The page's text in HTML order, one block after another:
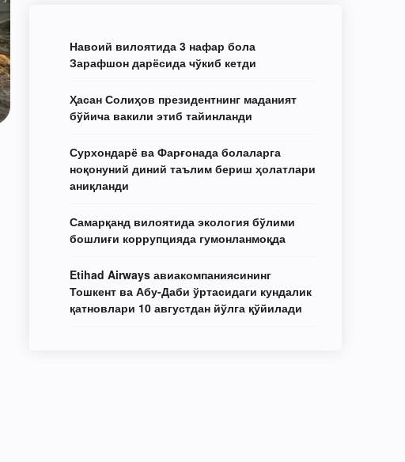
Навоий вилоятида 3 нафар бола
Зарафшон дарёсида чўкиб кетди
Ҳасан Солиҳов президентнинг маданият
бўйича вакили этиб тайинланди
Сурхондарё ва Фарғонада болаларга
ноқонуний диний таълим бериш ҳолатлари
аниқланди
Самарқанд вилоятида экология бўлими
бошлиғи коррупцияда гумонланмоқда
Etihad Airways авиакомпаниясининг
Тошкент ва Абу-Даби ўртасидаги кундалик
қатновлари 10 августдан йўлга қўйилади